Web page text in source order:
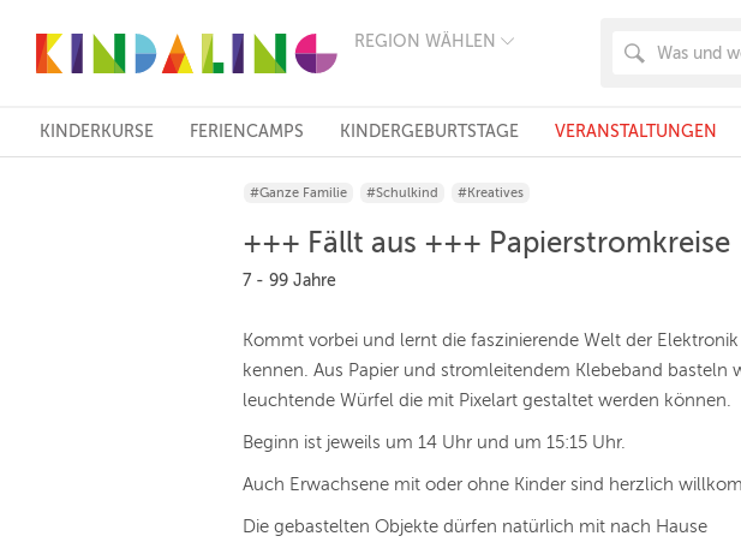
REGION WÄHLEN
FRANKFURT
KÖLN
STUTTGART
HANNOVER
WIEN
ZÜRICH
ANDERE
REGIONEN
KINDERKURSE FERIENCAMPS KINDERGEBURTSTAGE VERANSTALTUNGEN
#Ganze Familie #Schulkind #Kreatives
+++ Fällt aus +++ Papierstromkreise
7 - 99 Jahre
Kommt vorbei und lernt die faszinierende Welt der Elektronik
kennen. Aus Papier und stromleitendem Klebeband basteln
leuchtende Würfel die mit Pixelart gestaltet werden können.
Beginn ist jeweils um 14 Uhr und um 15:15 Uhr.
Auch Erwachsene mit oder ohne Kinder sind herzlich
Die gebastelten Objekte dürfen natürlich mit nach Hause